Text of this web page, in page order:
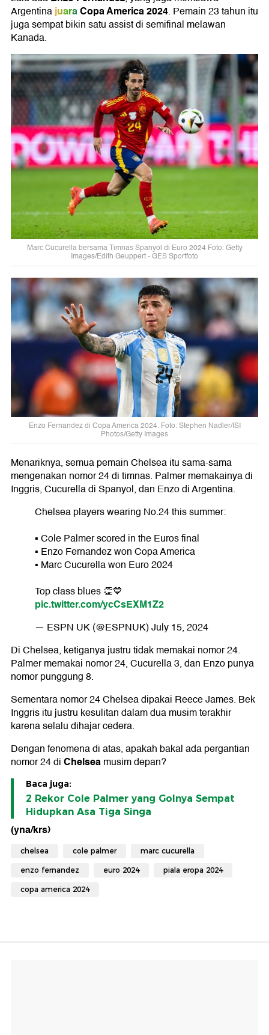
ArgentinajuaraCopa America 2024. Pemain 23 tahun itu
juga sempat bikin satu assist di semifinal melawan
Kanada.
Marc Cucurella bersama Timnas Spanyol di Euro 2024 Foto: Getty
Images/Edith Geuppert - GES Sportfoto
Enzo Fernandez di Copa America 2024. Foto: Stephen Nadler/ISI
Photos/Getty Images
Menariknya, semua pemain Chelsea itu sama-sama
mengenakan nomor 24 di timnas. Palmer memakainya di
Inggris, Cucurella di Spanyol, dan Enzo di Argentina.
Chelsea players wearing No.24 this summer:
▪ ️Cole Palmer scored in the Euros final
▪ ️Enzo Fernandez won Copa America
▪ ️Marc Cucurella won Euro 2024
Top class blues 👏💙
pic.twitter.com/ycCsEXM1Z2
— ESPN UK (@ESPNUK)July 15, 2024
Di Chelsea, ketiganya justru tidak memakai nomor 24.
Palmer memakai nomor 24, Cucurella 3, dan Enzo punya
nomor punggung 8.
Sementara nomor 24 Chelsea dipakai Reece James. Bek
Inggris itu justru kesulitan dalam dua musim terakhir
karena selalu dihajar cedera.
Dengan fenomena di atas, apakah bakal ada pergantian
nomor 24 diChelseamusim depan?
Baca juga:
2 Rekor Cole Palmer yang Golnya Sempat
Hidupkan Asa Tiga Singa
(yna/krs)
chelsea cole palmer marc cucurella
enzo fernandez euro 2024 piala eropa 2024
copa america 2024